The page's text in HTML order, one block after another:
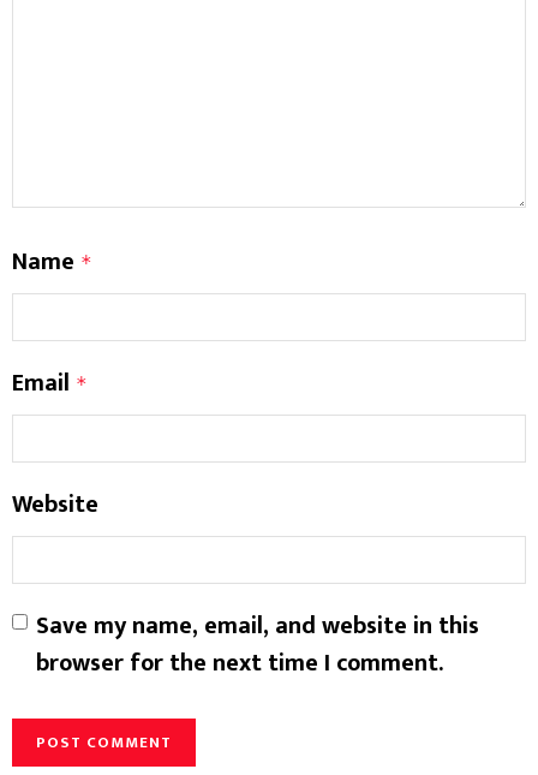
Name *
Email *
Website
Save my name, email, and website in this
browser for the next time I comment.